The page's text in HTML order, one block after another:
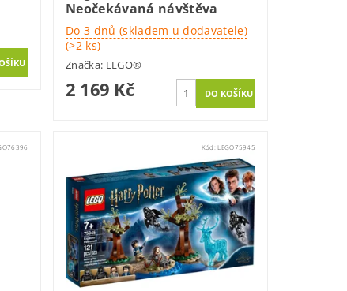
Neočekávaná návštěva
Do 3 dnů (skladem u dodavatele)
(>2 ks)
Značka: LEGO®
2 169 Kč
Kód:LEGO75945